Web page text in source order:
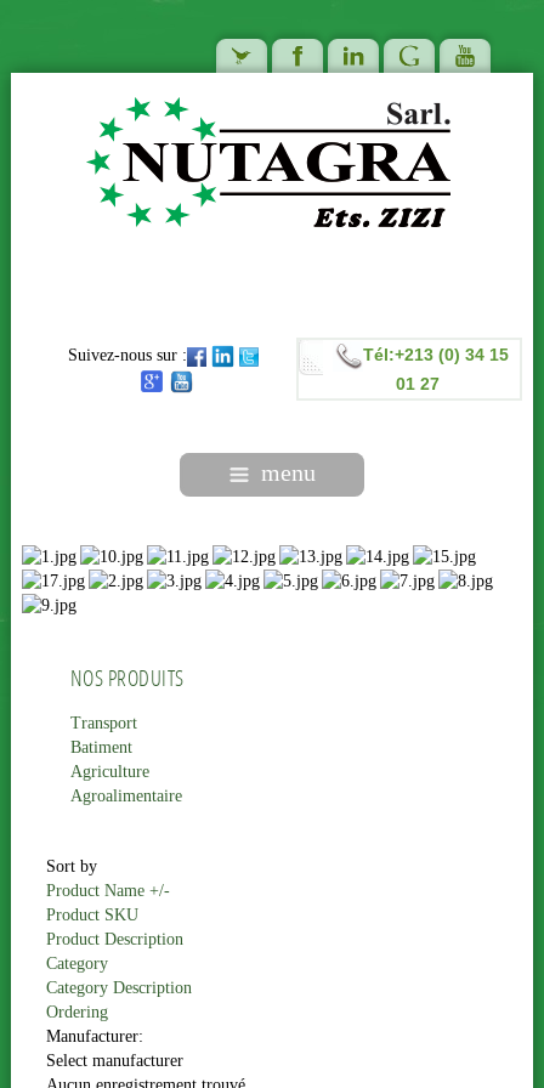
Suivez-nous sur :
Tél:+213 (0) 34 15
01 27
menu
NOS PRODUITS
Transport
Batiment
Agriculture
Agroalimentaire
Sort by
Product Name +/-
Product SKU
Product Description
Category
Category Description
Ordering
Manufacturer:
Select manufacturer